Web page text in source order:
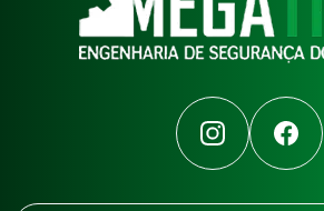
Instagram